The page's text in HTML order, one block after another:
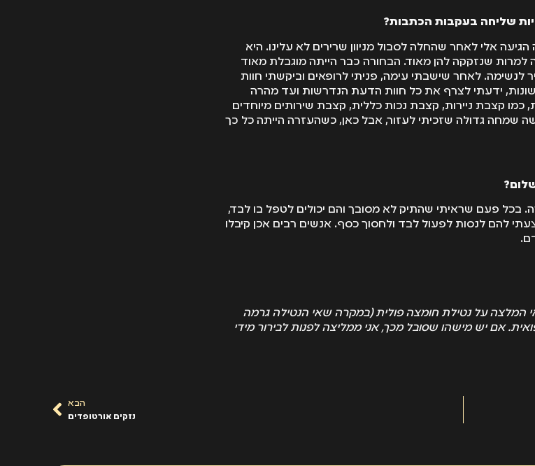
שליחה בעקבות הכתבות?
אלי לאחר שהחלה לסבול מניוון שרירים לא עלינו. היא
למרות שנזקקה להן מאוד. הבחורה כבר הייתה מוגבלת מאוד
לנשימה. לאחר שישבתי עימה, פניתי לרופאים וביקשתי חוות
ידעתי לצרף את כל חוות הדעת הנדרשות ועד מהרה
כמו קצבת ניירות, קצבת נכות כללית, קצבת שירותים מיוחדים
שמחה גדולה שזכיתי לעזור, אבל כאן, כשהעזרה הייתה כל כך
בכל פעם שראיתי שהתיק לא מסובך והם יכולים לטפל בו לבד,
להם לנסות לפעול לבד ולחסוך כסף. אנשים רבים אכן קיבלו
המלצה על נטילת חומצה פולית (במקרה שאי הנטילה גרמה
אם יש מישהו שסובל מכך, אני ממליצה לפנות לבירור מידי
הבא
נזקים אורטופדים